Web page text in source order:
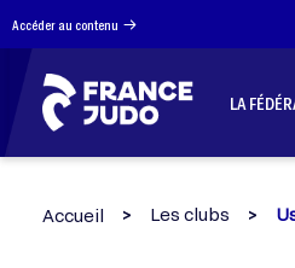
Accéder au contenu
LA
Accueil Les clubs
Panneau de gestion des cookies